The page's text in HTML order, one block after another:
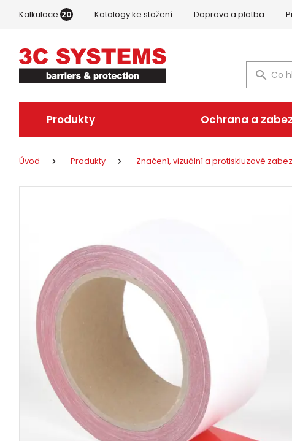
Kalkulace 20 Katalogy ke stažení Doprava a platba
Produkty Ochrana a
Úvod Produkty Značení, vizuální a protiskluzové